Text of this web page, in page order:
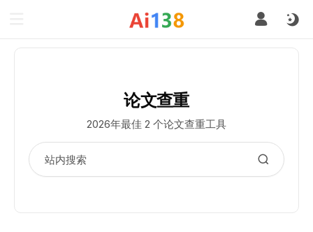
论文查重
2026年最佳 2 个论文查重工具